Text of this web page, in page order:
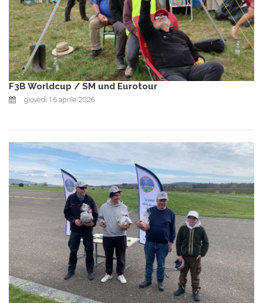
F3B Worldcup / SM und Eurotour
giovedì 16 aprile 2026